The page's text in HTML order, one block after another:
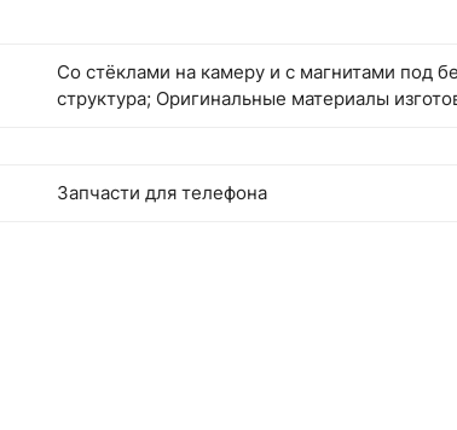
Со стёклами на камеру и с магнитами под
структура; Оригинальные материалы
Запчасти для телефона